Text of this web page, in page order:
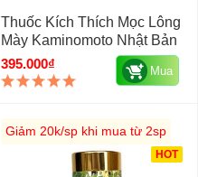
Thuốc Kích Thích Mọc Lông
Mày Kaminomoto Nhật Bản
395.000₫
Mua
HOT
Giảm 20k/sp khi mua từ 2sp